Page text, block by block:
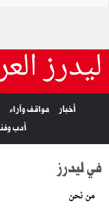
ليدرز
أخبار مواقف وآراء
أدب
في ليدرز
من نحن